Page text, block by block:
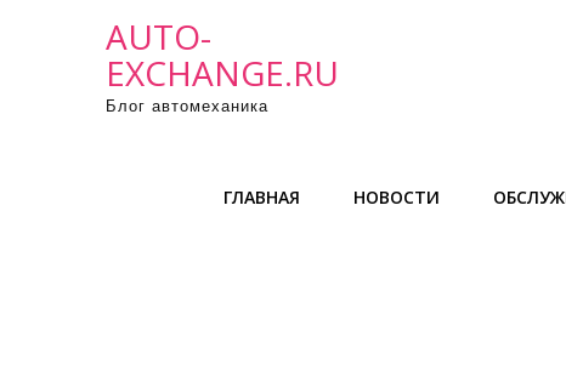
AUTO-
EXCHANGE.RU
Блог автомеханика
ГЛАВНАЯ НОВОСТИ